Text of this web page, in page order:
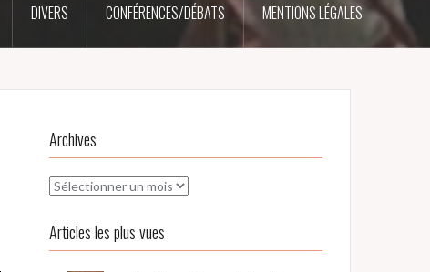
DIVERS CONFÉRENCES/DÉBATS MENTIONS LÉGALES
Archives
Archives
Articles les plus vues